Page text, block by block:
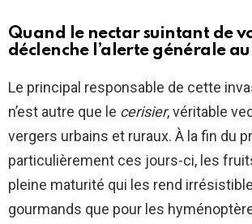
Quand le nectar suintant de
déclenche l’alerte générale
Le principal responsable de cette
n’est autre que le cerisier, véritable
vergers urbains et ruraux. À la fin du
particulièrement ces jours-ci, les
pleine maturité qui les rend
gourmands que pour les